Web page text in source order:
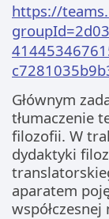
https://
Głównym
tłumaczenie
filozofii. W
dydaktyki
aparatem